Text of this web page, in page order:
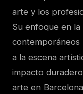
arte y los
Su enfoque en
contemporáneos
a la escena
impacto
arte en